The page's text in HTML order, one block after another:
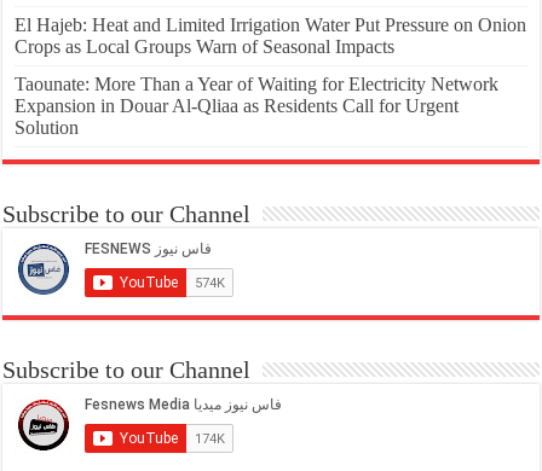
El Hajeb: Heat and Limited Irrigation Water Put Pressure on Onion
Crops as Local Groups Warn of Seasonal Impacts
Taounate: More Than a Year of Waiting for Electricity Network
Expansion in Douar Al-Qliaa as Residents Call for Urgent
Solution
Subscribe to our Channel
Subscribe to our Channel